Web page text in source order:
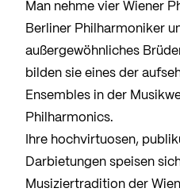
Man nehme vier Wiener
Berliner Philharmoniker
außergewöhnliches
bilden sie eines der
Ensembles in der
Philharmonics.
Ihre hochvirtuosen,
Darbietungen speisen
Musiziertradition der